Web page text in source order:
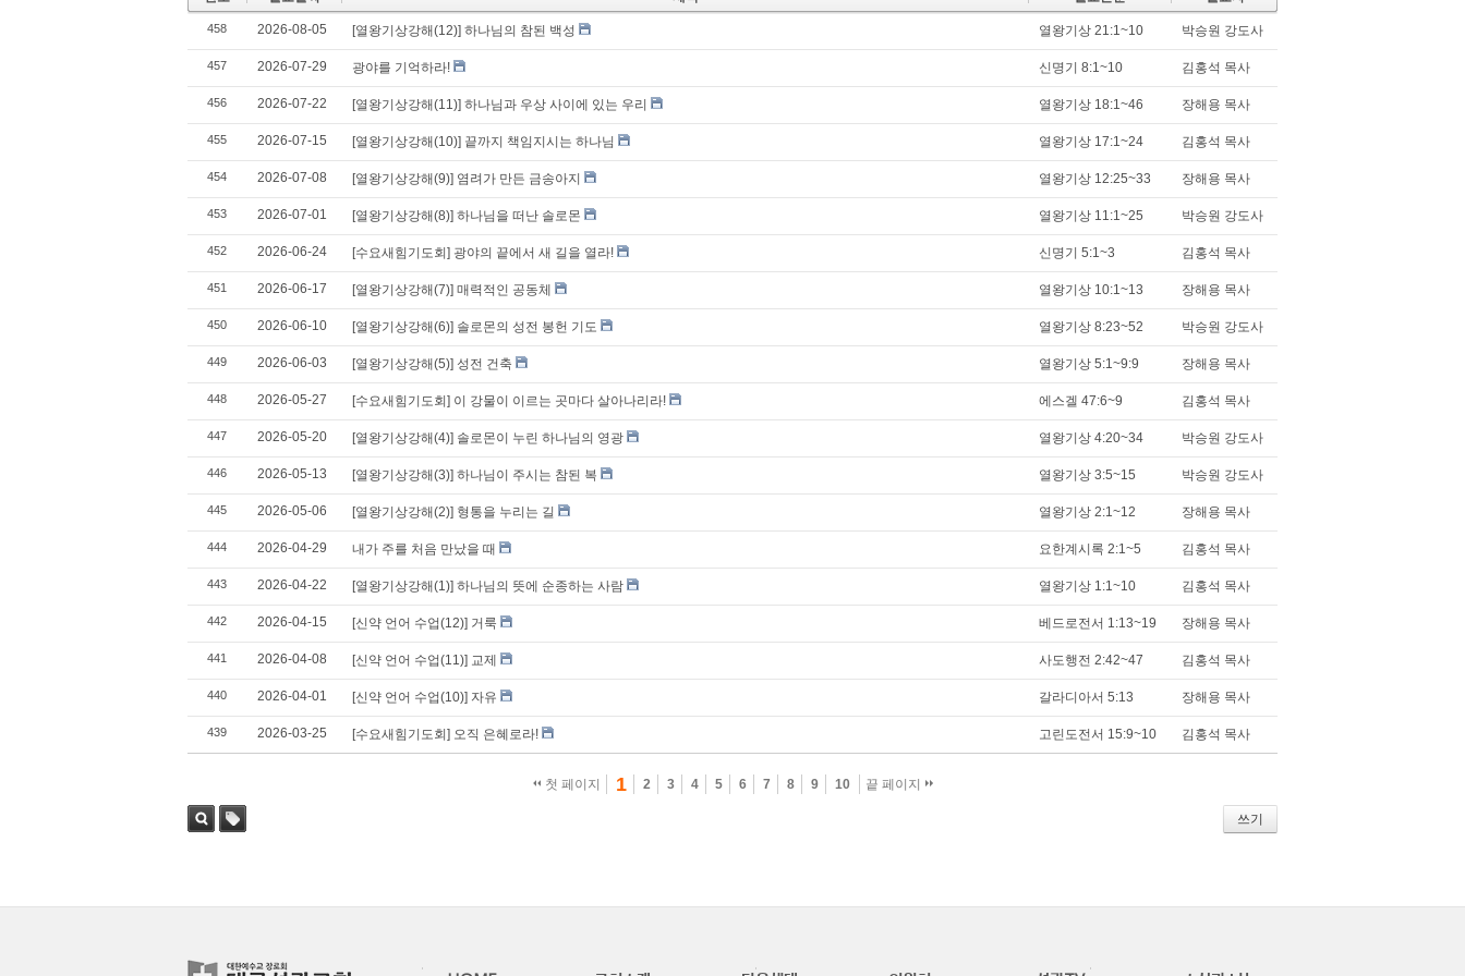
458 2026-08-05 [열왕기상강해(12)] 하나님의 참된 백성 열왕기상 21:1~10 박승원 강도사
457 2026-07-29 광야를 기억하라! 신명기 8:1~10 김홍석 목사
456 2026-07-22 [열왕기상강해(11)] 하나님과 우상 사이에 있는 우리 열왕기상 18:1~46 장해용 목사
455 2026-07-15 [열왕기상강해(10)] 끝까지 책임지시는 하나님 열왕기상 17:1~24 김홍석 목사
454 2026-07-08 [열왕기상강해(9)] 염려가 만든 금송아지 열왕기상 12:25~33 장해용 목사
453 2026-07-01 [열왕기상강해(8)] 하나님을 떠난 솔로몬 열왕기상 11:1~25 박승원 강도사
452 2026-06-24 [수요새힘기도회] 광야의 끝에서 새 길을 열라! 신명기 5:1~3 김홍석 목사
451 2026-06-17 [열왕기상강해(7)] 매력적인 공동체 열왕기상 10:1~13 장해용 목사
450 2026-06-10 [열왕기상강해(6)] 솔로몬의 성전 봉헌 기도 열왕기상 8:23~52 박승원 강도사
449 2026-06-03 [열왕기상강해(5)] 성전 건축 열왕기상 5:1~9:9 장해용 목사
448 2026-05-27 [수요새힘기도회] 이 강물이 이르는 곳마다 살아나리라! 에스겔 47:6~9 김홍석 목사
447 2026-05-20 [열왕기상강해(4)] 솔로몬이 누린 하나님의 영광 열왕기상 4:20~34 박승원 강도사
446 2026-05-13 [열왕기상강해(3)] 하나님이 주시는 참된 복 열왕기상 3:5~15 박승원 강도사
445 2026-05-06 [열왕기상강해(2)] 형통을 누리는 길 열왕기상 2:1~12 장해용 목사
444 2026-04-29 내가 주를 처음 만났을 때 요한계시록 2:1~5 김홍석 목사
443 2026-04-22 [열왕기상강해(1)] 하나님의 뜻에 순종하는 사람 열왕기상 1:1~10 김홍석 목사
442 2026-04-15 [신약 언어 수업(12)] 거룩 베드로전서 1:13~19 장해용 목사
441 2026-04-08 [신약 언어 수업(11)] 교제 사도행전 2:42~47 김홍석 목사
440 2026-04-01 [신약 언어 수업(10)] 자유 갈라디아서 5:13 장해용 목사
439 2026-03-25 [수요새힘기도회] 오직 은혜로라! 고린도전서 15:9~10 김홍석 목사
첫 페이지 1 2 3 4 5 6 7 8 9 10 끝 페이지
쓰기